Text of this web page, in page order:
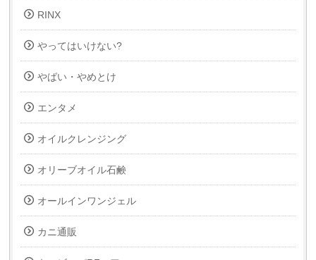
RINX
やってはいけない?
やばい・やめとけ
エンタメ
オイルクレンジング
オリーブオイル石鹸
オールインワンジェル
カニ通販